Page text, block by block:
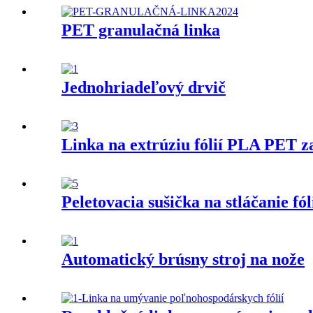
PET granulačná linka
Jednohriadeľový drvič
Linka na extrúziu fólií PLA PET
Peletovacia sušička na stláčanie
Automatický brúsny stroj na nože